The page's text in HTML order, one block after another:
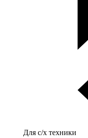
Для с/х техники